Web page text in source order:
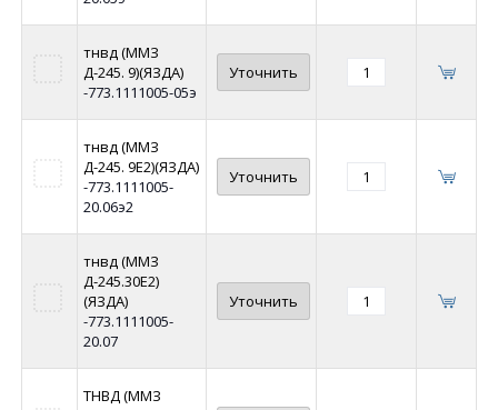
тнвд (ММЗ
Д-245. 9)(ЯЗДА)
-773.1111005-05э
Уточнить
тнвд (ММЗ
Д-245. 9Е2)(ЯЗДА)
-773.1111005-
20.06э2
Уточнить
тнвд (ММЗ
Д-245.30Е2)
(ЯЗДА)
-773.1111005-
20.07
Уточнить
ТНВД (ММЗ